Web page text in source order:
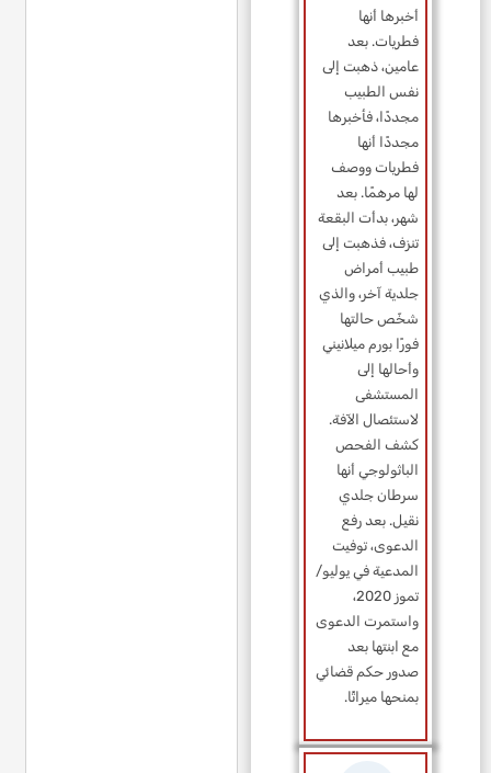
أخبرها أنها
فطريات. بعد
عامين، ذهبت إلى
نفس الطبيب
مجددًا، فأخبرها
مجددًا أنها
فطريات ووصف
لها مرهمًا. بعد
شهر، بدأت البقعة
تنزف، فذهبت إلى
طبيب أمراض
جلدية آخر، والذي
شخّص حالتها
فورًا بورم ميلانيني
وأحالها إلى
المستشفى
لاستئصال الآفة.
كشف الفحص
الباثولوجي أنها
سرطان جلدي
نقيل. بعد رفع
الدعوى، توفيت
المدعية في يوليو/
تموز 2020،
واستمرت الدعوى
مع ابنتها بعد
صدور حكم قضائي
بمنحها ميراثًا.